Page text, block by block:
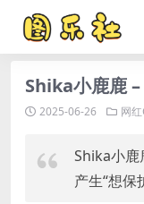
Shika小鹿鹿
2025-06-26 网
Shika小鹿
产生“想保